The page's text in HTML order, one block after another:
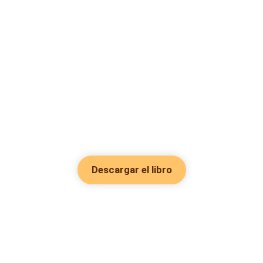
Descargar el libro